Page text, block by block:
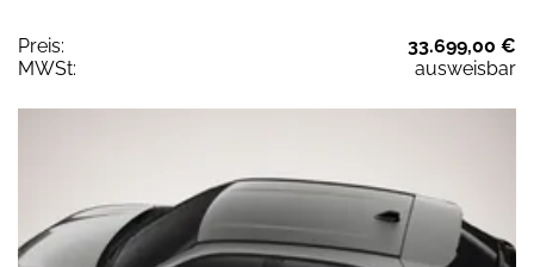
Preis:
33.699,00 €
MWSt:
ausweisbar